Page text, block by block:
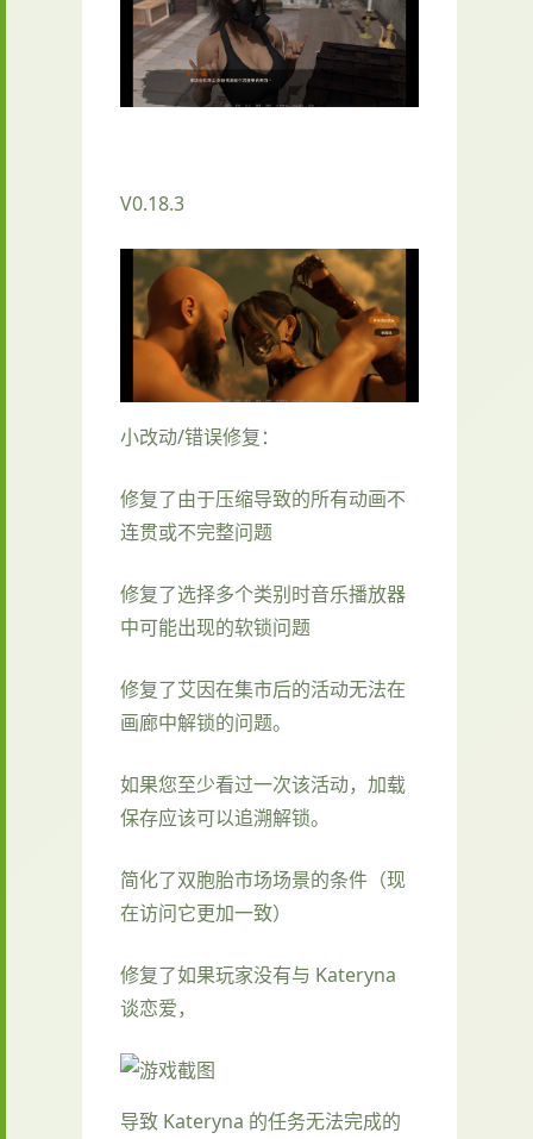
V0.18.3
小改动/错误修复：
修复了由于压缩导致的所有动画不
连贯或不完整问题
修复了选择多个类别时音乐播放器
中可能出现的软锁问题
修复了艾因在集市后的活动无法在
画廊中解锁的问题。
如果您至少看过一次该活动，加载
保存应该可以追溯解锁。
简化了双胞胎市场场景的条件（现
在访问它更加一致）
修复了如果玩家没有与 Kateryna
谈恋爱，
导致 Kateryna 的任务无法完成的